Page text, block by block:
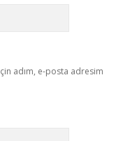
adım, e-posta adresim